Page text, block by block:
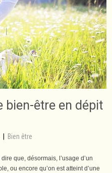
bien-être en dépit
Bien être
que, désormais, l’usage d’un
ou encore qu’on est atteint d’une